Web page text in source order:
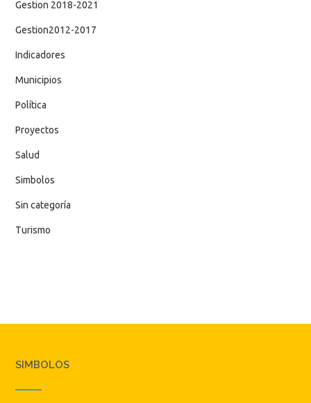
Gestion 2018-2021
Gestion2012-2017
Indicadores
Municipios
Política
Proyectos
Salud
Simbolos
Sin categoría
Turismo
SIMBOLOS